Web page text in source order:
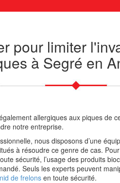
pour limiter
à Segré en
allergiques aux piques de
notre entreprise.
nous disposons d’une
à résoudre ce genre de cas.
sécurité, l’usage des produits
Seuls les experts peuvent
nid de frelons en toute sécurité.